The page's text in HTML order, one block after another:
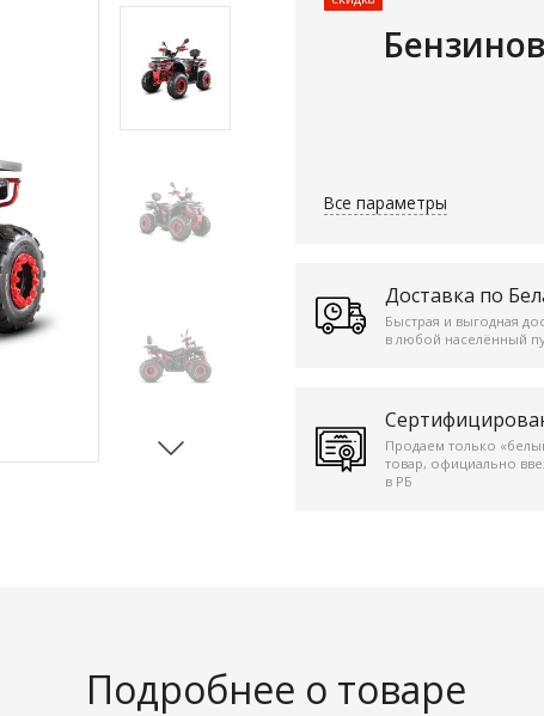
Все параметры
Доставка по
Быстрая и выгодная
в любой населённый
Продаем только
товар, официально
в РБ
Подробнее о товаре